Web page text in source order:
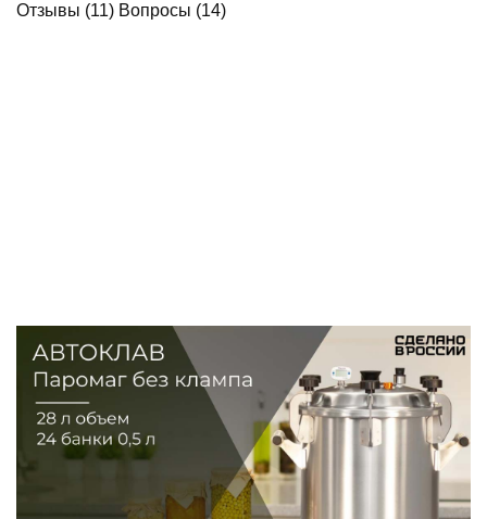
Отзывы (11) Вопросы (14)